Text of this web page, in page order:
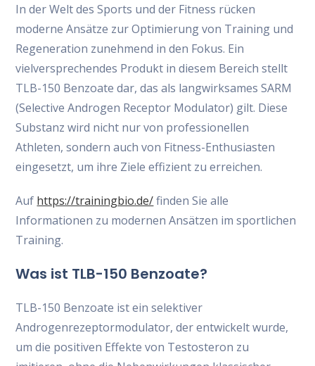
entrada:
entrada:
entrada:
In der Welt des Sports und der Fitness rücken
moderne Ansätze zur Optimierung von Training und
Regeneration zunehmend in den Fokus. Ein
vielversprechendes Produkt in diesem Bereich stellt
TLB-150 Benzoate dar, das als langwirksames SARM
(Selective Androgen Receptor Modulator) gilt. Diese
Substanz wird nicht nur von professionellen
Athleten, sondern auch von Fitness-Enthusiasten
eingesetzt, um ihre Ziele effizient zu erreichen.
Auf https://trainingbio.de/finden Sie alle
Informationen zu modernen Ansätzen im sportlichen
Training.
Was ist TLB-150 Benzoate?
TLB-150 Benzoate ist ein selektiver
Androgenrezeptormodulator, der entwickelt wurde,
um die positiven Effekte von Testosteron zu